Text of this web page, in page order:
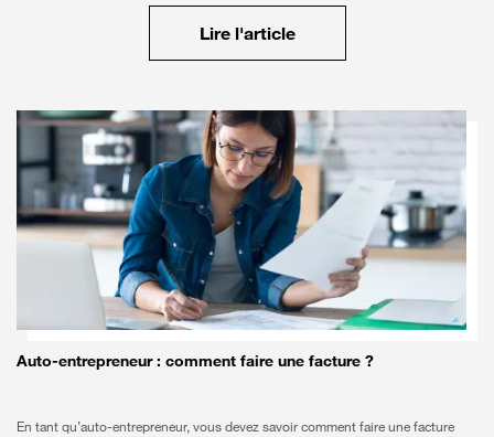
Lire l'article
Auto-entrepreneur : comment faire une facture ?
En tant qu’auto-entrepreneur, vous devez savoir comment faire une facture